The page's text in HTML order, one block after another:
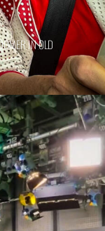
IN OLD